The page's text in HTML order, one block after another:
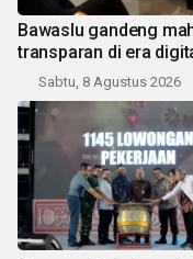
Bawaslu gandeng
transparan di era
Sabtu, 8 Agustus 2026